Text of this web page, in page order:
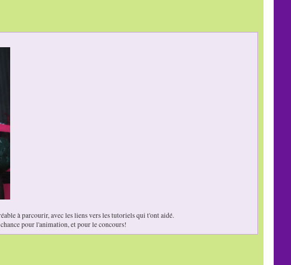
à parcourir, avec les liens vers les tutoriels qui t'ont aidé.
pour l'animation, et pour le concours!